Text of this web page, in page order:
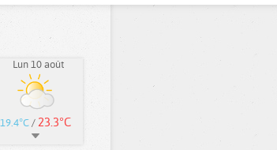
Lun 10 août
19.4°C / 23.3°C